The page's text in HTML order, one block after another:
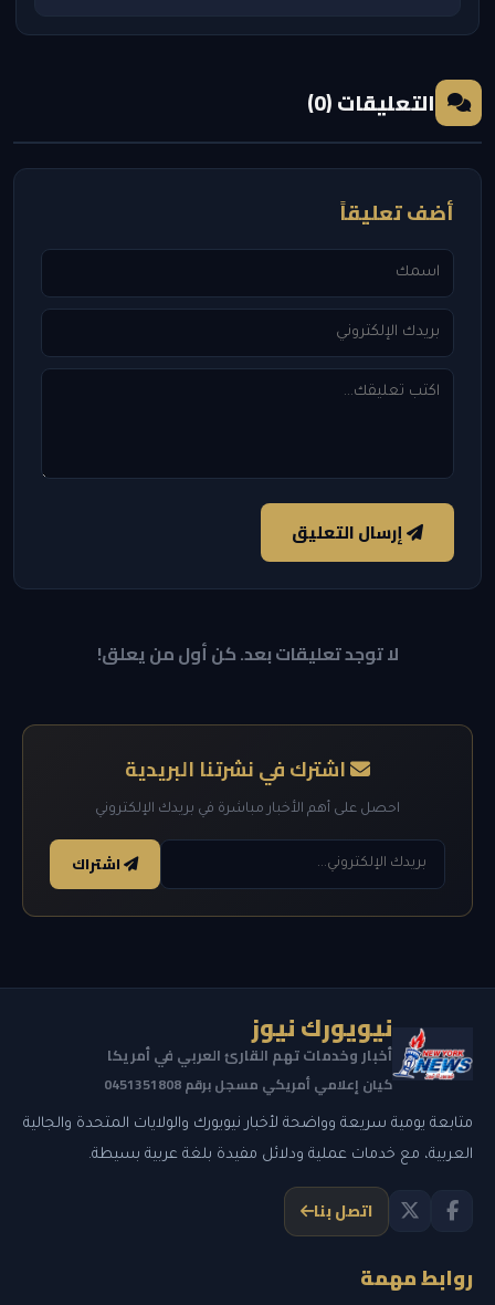
التعليقات (0)
أضف تعليقاً
إرسال التعليق
لا توجد تعليقات بعد. كن أول من يعلق!
اشترك في نشرتنا البريدية
احصل على أهم الأخبار مباشرة في بريدك الإلكتروني
اشتراك
نيويورك نيوز
أخبار وخدمات تهم القارئ العربي في أمريكا
كيان إعلامي أمريكي مسجل برقم 0451351808
متابعة يومية سريعة وواضحة لأخبار نيويورك والولايات المتحدة والجالية
العربية، مع خدمات عملية ودلائل مفيدة بلغة عربية بسيطة.
اتصل بنا
روابط مهمة